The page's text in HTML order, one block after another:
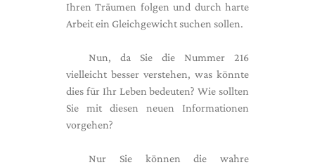
Ihren Träumen folgen und durch harte
Arbeit ein Gleichgewicht suchen sollen.
Nun, da Sie die Nummer 216
vielleicht besser verstehen, was könnte
dies für Ihr Leben bedeuten? Wie sollten
Sie mit diesen neuen Informationen
vorgehen?
Nur Sie können die wahre